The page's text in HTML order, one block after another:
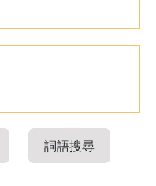
詞語搜尋